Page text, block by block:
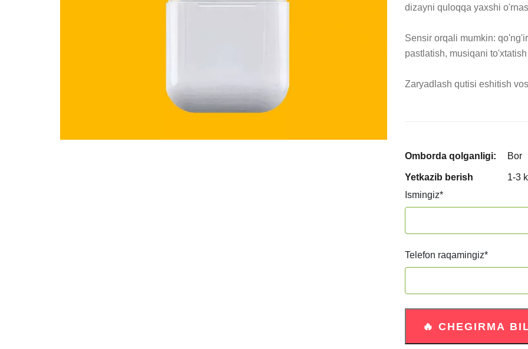
dizayni quloqqa yaxshi
Sensir orqali mumkin:
pastlatish, musiqani
Omborda qolganligi: Bor
Yetkazib berish
1-3
Ismingiz*
Telefon raqamingiz*